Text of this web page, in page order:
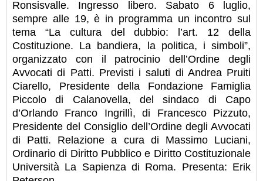
Ronsisvalle. Ingresso libero. Sabato 6 luglio,
sempre alle 19, è in programma un incontro sul
tema “La cultura del dubbio: l’art. 12 della
Costituzione. La bandiera, la politica, i simboli”,
organizzato con il patrocinio dell’Ordine degli
Avvocati di Patti. Previsti i saluti di Andrea Pruiti
Ciarello, Presidente della Fondazione Famiglia
Piccolo di Calanovella, del sindaco di Capo
d’Orlando Franco Ingrillì, di Francesco Pizzuto,
Presidente del Consiglio dell’Ordine degli Avvocati
di Patti. Relazione a cura di Massimo Luciani,
Ordinario di Diritto Pubblico e Diritto Costituzionale
Università La Sapienza di Roma. Presenta: Erik